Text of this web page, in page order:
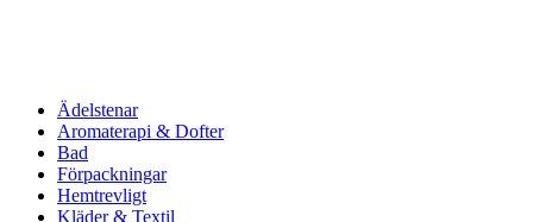
Ädelstenar
Aromaterapi & Dofter
Bad
Förpackningar
Hemtrevligt
Kläder & Textil